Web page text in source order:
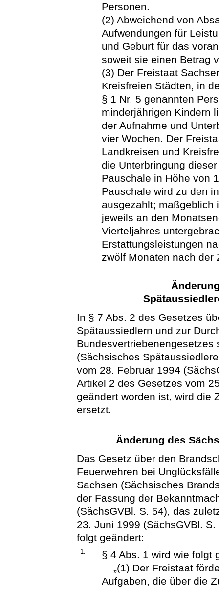
Personen.
(2) Abweichend von
Aufwendungen für
und Geburt für das
soweit sie einen Betrag
(3) Der Freistaat
Kreisfreien Städten, in
§ 1 Nr. 5 genannten
minderjährigen Kindern
der Aufnahme und
vier Wochen. Der
Landkreisen und
die Unterbringung
Pauschale in Höhe von
Pauschale wird zu den
ausgezahlt; maßgeblich
jeweils an den
Vierteljahres
Erstattungsleistungen
zwölf Monaten nach der
In § 7 Abs. 2 des Gesetzes
Spätaussiedlern und zur
Bundesvertriebenengesetzes
(Sächsisches
vom 28. Februar 1994
Artikel 2 des Gesetzes vom
geändert worden ist, wird die
ersetzt.
Änderung des
Das Gesetz über den
Feuerwehren bei
Sachsen (Sächsisches
der Fassung der
(SächsGVBl. S. 54), das
23. Juni 1999 (SächsGVBl.
folgt geändert:
1.
§ 4 Abs. 1 wird wie folgt
„(1) Der Freistaat
Aufgaben, die über die